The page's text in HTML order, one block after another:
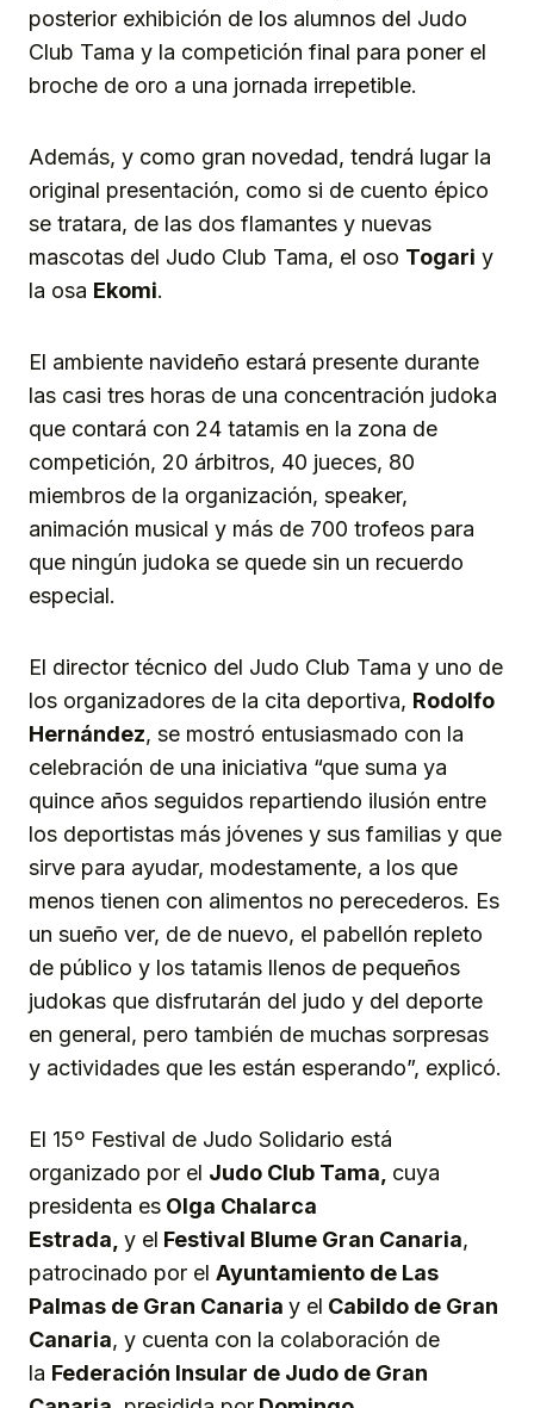
posterior exhibición de los alumnos del Judo
Club Tama y la competición final para poner el
broche de oro a una jornada irrepetible.
Además, y como gran novedad, tendrá lugar la
original presentación, como si de cuento épico
se tratara, de las dos flamantes y nuevas
mascotas del Judo Club Tama, el oso Togari y
la osa Ekomi.
El ambiente navideño estará presente durante
las casi tres horas de una concentración judoka
que contará con 24 tatamis en la zona de
competición, 20 árbitros, 40 jueces, 80
miembros de la organización, speaker,
animación musical y más de 700 trofeos para
que ningún judoka se quede sin un recuerdo
especial.
El director técnico del Judo Club Tama y uno de
los organizadores de la cita deportiva, Rodolfo
Hernández, se mostró entusiasmado con la
celebración de una iniciativa “que suma ya
quince años seguidos repartiendo ilusión entre
los deportistas más jóvenes y sus familias y que
sirve para ayudar, modestamente, a los que
menos tienen con alimentos no perecederos. Es
un sueño ver, de de nuevo, el pabellón repleto
de público y los tatamis llenos de pequeños
judokas que disfrutarán del judo y del deporte
en general, pero también de muchas sorpresas
y actividades que les están esperando”, explicó.
El 15º Festival de Judo Solidario está
organizado por el Judo Club Tama, cuya
presidenta es Olga Chalarca
Estrada, y el Festival Blume Gran Canaria,
patrocinado por el Ayuntamiento de Las
Palmas de Gran Canaria y el Cabildo de Gran
Canaria, y cuenta con la colaboración de
la Federación Insular de Judo de Gran